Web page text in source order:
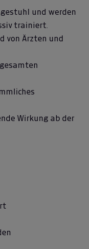
und werden
trainiert.
von Ärzten und
Wirkung ab der